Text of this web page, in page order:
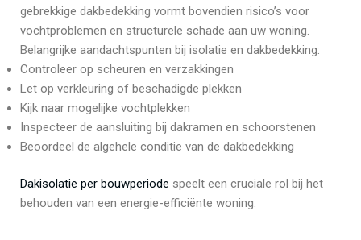
gebrekkige dakbedekking vormt bovendien risico’s voor
vochtproblemen en structurele schade aan uw woning.
Belangrijke aandachtspunten bij isolatie en dakbedekking:
Controleer op scheuren en verzakkingen
Let op verkleuring of beschadigde plekken
Kijk naar mogelijke vochtplekken
Inspecteer de aansluiting bij dakramen en schoorstenen
Beoordeel de algehele conditie van de dakbedekking
Dakisolatie per bouwperiode speelt een cruciale rol bij het
behouden van een energie-efficiënte woning.